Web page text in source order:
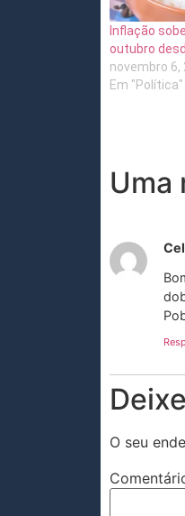
Inflação
outubro
novembro 6,
Em "Política"
Uma
O seu